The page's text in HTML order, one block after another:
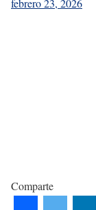
febrero 23, 2026
Comparte